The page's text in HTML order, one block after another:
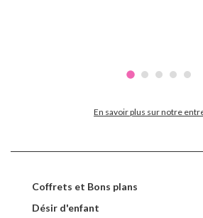
En savoir plus sur notre
Coffrets et Bons plans
Désir d'enfant